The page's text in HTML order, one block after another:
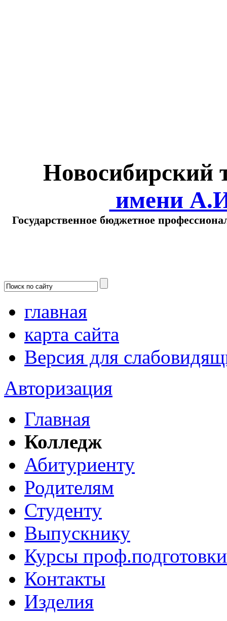
Новосибирский
имени
Государственное бюджетное
главная
карта сайта
Версия для
Авторизация
Главная
Колледж
Абитуриенту
Родителям
Студенту
Выпускнику
Курсы проф.подготовки
Контакты
Изделия